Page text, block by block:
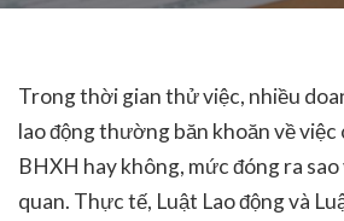
Trong thời gian thử việc, nhiều
lao động thường băn khoăn về
BHXH hay không, mức đóng ra
quan. Thực tế, Luật Lao động và